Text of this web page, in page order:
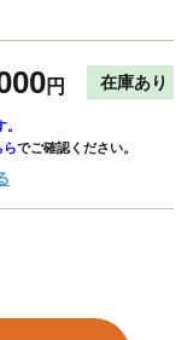
円 在庫あり
らでご確認ください。